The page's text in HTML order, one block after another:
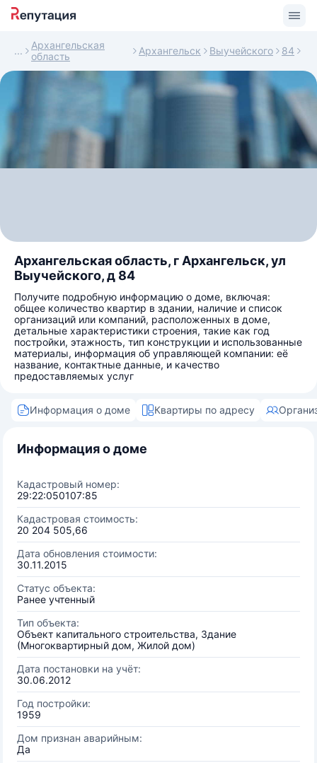
Архангельская
область
Архангельск Выучейского 84
Архангельская область, г Архангельск, ул
Выучейского, д 84
Получите подробную информацию о доме, включая:
общее количество квартир в здании, наличие и список
организаций или компаний, расположенных в доме,
детальные характеристики строения, такие как год
постройки, этажность, тип конструкции и использованные
материалы, информация об управляющей компании: её
название, контактные данные, и качество
предоставляемых услуг
Информация о доме Квартиры по адресу
Информация о доме
Кадастровый номер:
29:22:050107:85
Кадастровая стоимость:
20 204 505,66
Дата обновления стоимости:
30.11.2015
Статус объекта:
Ранее учтенный
Тип объекта:
Объект капитального строительства, Здание
(Многоквартирный дом, Жилой дом)
Дата постановки на учёт:
30.06.2012
Год постройки:
1959
Дом признан аварийным:
Да